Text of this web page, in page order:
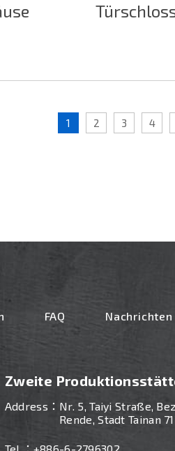
1 2 3 4
FAQ Nachrichten
Zweite
Address： Nr. 5, Taiyi Straße,
Rende, Stadt Tainan